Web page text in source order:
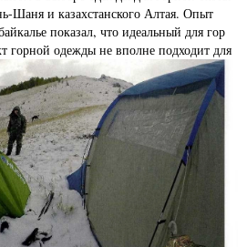
Шаня и казахстанского Алтая. Опыт
показал, что идеальный для гор
горной одежды не вполне подходит для